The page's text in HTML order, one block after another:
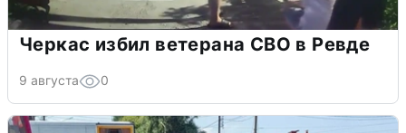
Черкас избил ветерана СВО в Ревде
9 августа 0